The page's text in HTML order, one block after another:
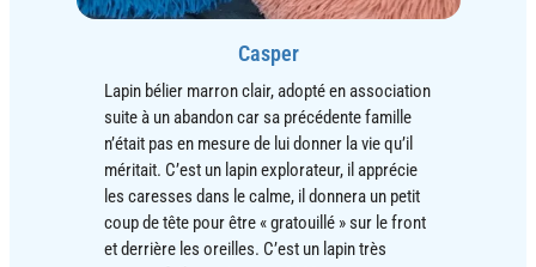
Casper
Lapin bélier marron clair, adopté en association
suite à un abandon car sa précédente famille
n’était pas en mesure de lui donner la vie qu’il
méritait. C’est un lapin explorateur, il apprécie
les caresses dans le calme, il donnera un petit
coup de tête pour être « gratouillé » sur le front
et derrière les oreilles. C’est un lapin très